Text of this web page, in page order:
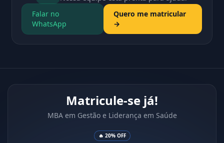
Falar no
WhatsApp
Quero me matricular
→
Matricule-se já!
MBA em Gestão e Liderança em Saúde
🔥 20% OFF